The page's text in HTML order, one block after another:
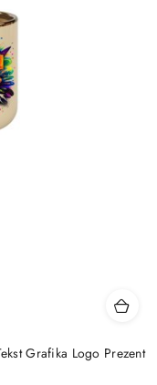
Grafika Logo Prezent